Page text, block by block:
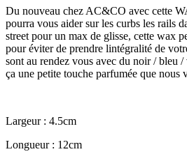
Du nouveau chez AC&CO avec cette
pourra vous aider sur les curbs les rails
street pour un max de glisse, cette wax
pour éviter de prendre lintégralité de
sont au rendez vous avec du noir / bleu
ça une petite touche parfumée que nous
Largeur : 4.5cm
Longueur : 12cm